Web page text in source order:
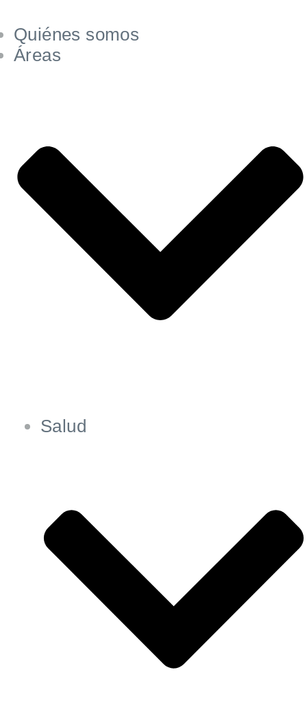
Quiénes somos
Áreas
Salud